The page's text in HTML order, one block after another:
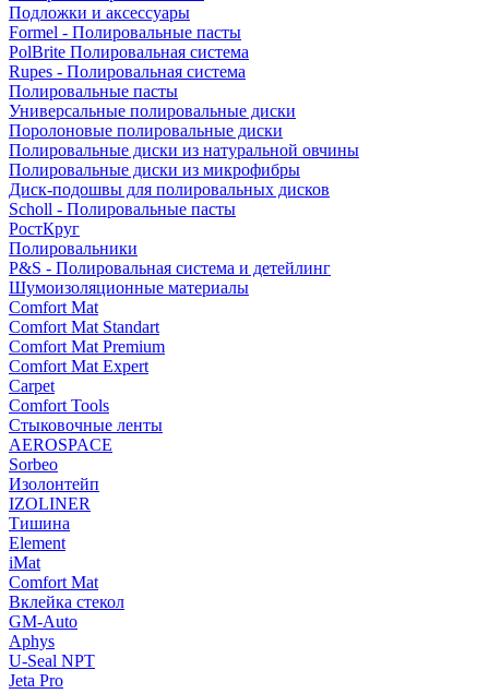
Подложки и аксессуары
Formel - Полировальные пасты
PolBrite Полировальная система
Rupes - Полировальная система
Полировальные пасты
Универсальные полировальные диски
Поролоновые полировальные диски
Полировальные диски из натуральной овчины
Полировальные диски из микрофибры
Диск-подошвы для полировальных дисков
Scholl - Полировальные пасты
РостКруг
Полировальники
P&S - Полировальная система и детейлинг
Шумоизоляционные материалы
Comfort Mat
Comfort Mat Standart
Comfort Mat Premium
Comfort Mat Expert
Carpet
Comfort Tools
Стыковочные ленты
AEROSPACE
Sorbeo
Изолонтейп
IZOLINER
Тишина
Element
iMat
Comfort Mat
Вклейка стекол
GM-Auto
Aphys
U-Seal NPT
Jeta Pro